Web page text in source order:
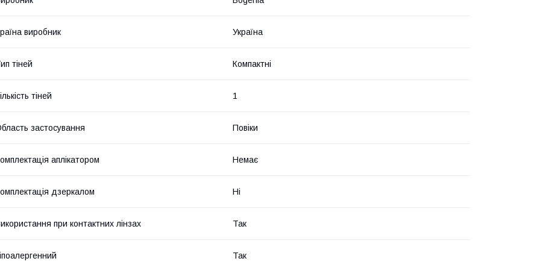
виробник Україна
тіней Компактні
тіней 1
застосування Повіки
аплікатором Немає
дзеркалом Ні
при контактних лінзах Так
Так